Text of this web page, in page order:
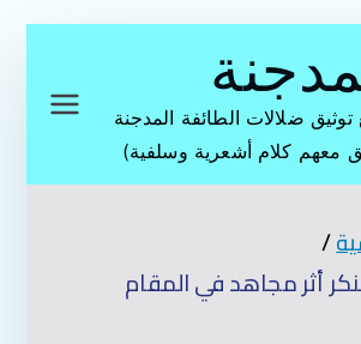
ضلالات الطائفة المدجنة
معهم كلام أشعرية وسلفية)
أثر مجاهد في المقام